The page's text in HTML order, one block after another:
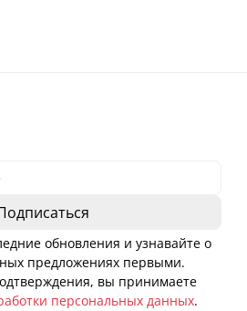
обновления и узнавайте о
предложениях первыми.
вы принимаете
персональных данных.